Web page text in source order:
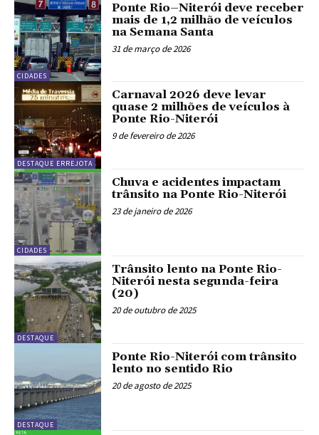
CIDADES
Ponte Rio–Niterói deve receber
mais de 1,2 milhão de veículos
na Semana Santa
31 de março de 2026
DESTAQUE ERREJOTA
Carnaval 2026 deve levar
quase 2 milhões de veículos à
Ponte Rio-Niterói
9 de fevereiro de 2026
CIDADES
Chuva e acidentes impactam
trânsito na Ponte Rio-Niterói
23 de janeiro de 2026
DESTAQUE
Trânsito lento na Ponte Rio-
Niterói nesta segunda-feira
(20)
20 de outubro de 2025
DESTAQUE
Ponte Rio-Niterói com trânsito
lento no sentido Rio
20 de agosto de 2025